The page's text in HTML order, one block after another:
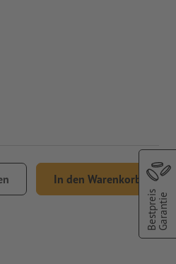
In den Warenkorb
BestpreisGarantie